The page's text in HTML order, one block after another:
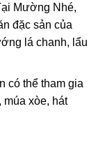
Mường Nhé,
đặc sản của
lá chanh, lẩu
có thể tham gia
múa xòe, hát